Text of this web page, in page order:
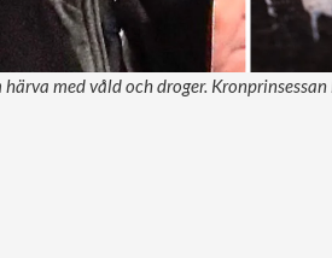
härva med våld och droger.